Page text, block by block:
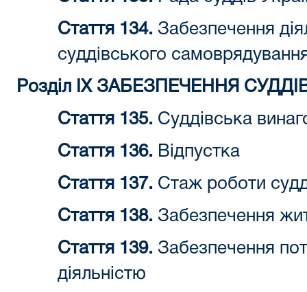
Стаття 134. Забезпечення
суддівського
Розділ IX ЗАБЕЗПЕЧЕННЯ
Стаття 135. Суддівська
Стаття 136. Відпустка
Стаття 137. Стаж роботи
Стаття 138. Забезпечення
Стаття 139. Забезпечення
діяльністю